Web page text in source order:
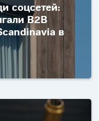
соцсетей:
B2B
в